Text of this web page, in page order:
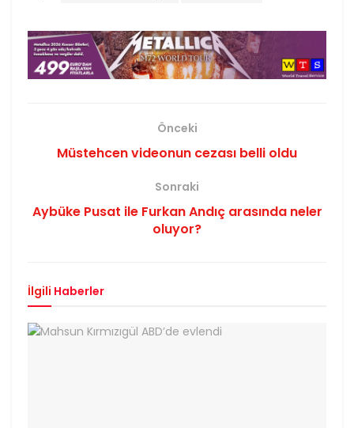
Önceki
Müstehcen videonun cezası belli oldu
Sonraki
Aybüke Pusat ile Furkan Andıç arasında neler
oluyor?
İlgili Haberler